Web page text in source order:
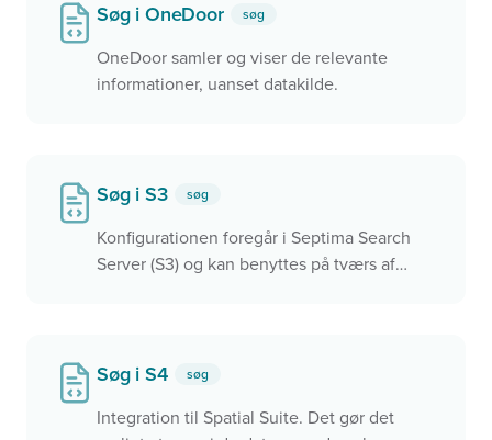
Søg i OneDoor søg
OneDoor samler og viser de relevante
informationer, uanset datakilde.
Søg i S3 søg
Konfigurationen foregår i Septima Search
Server (S3) og kan benyttes på tværs af
Søg i S4 søg
Integration til Spatial Suite. Det gør det